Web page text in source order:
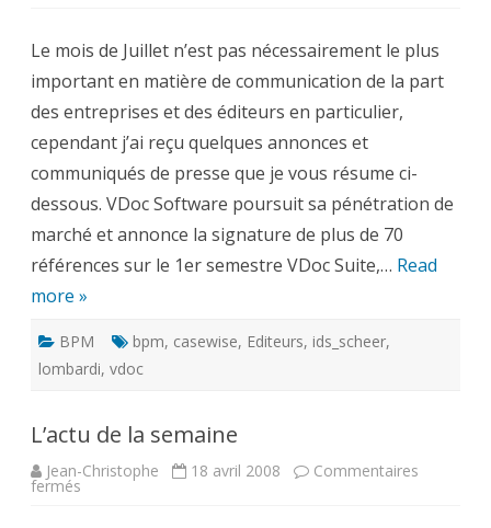
marché
BPM
:
VDoc
Software,
Lombardi,
Casewise,
IDS
Scheer
Le mois de Juillet n’est pas nécessairement le plus
important en matière de communication de la part
des entreprises et des éditeurs en particulier,
cependant j’ai reçu quelques annonces et
communiqués de presse que je vous résume ci-
dessous. VDoc Software poursuit sa pénétration de
marché et annonce la signature de plus de 70
références sur le 1er semestre VDoc Suite,… Read
more »
BPM bpm, casewise, Editeurs, ids_scheer,
lombardi, vdoc
L’actu de la semaine
Jean-Christophe 18 avril 2008 Commentaires
fermés